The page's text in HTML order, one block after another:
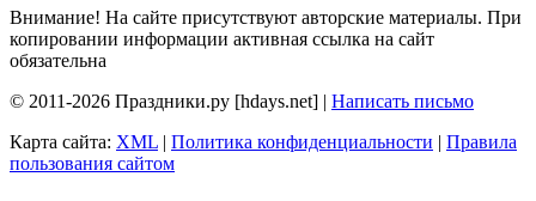
Внимание! На сайте присутствуют авторские материалы. При
копировании информации активная ссылка на сайт
обязательна
© 2011-2026 Праздники.ру [hdays.net] | Написать письмо
Карта сайта: XML | Политика конфиденциальности | Правила
пользования сайтом